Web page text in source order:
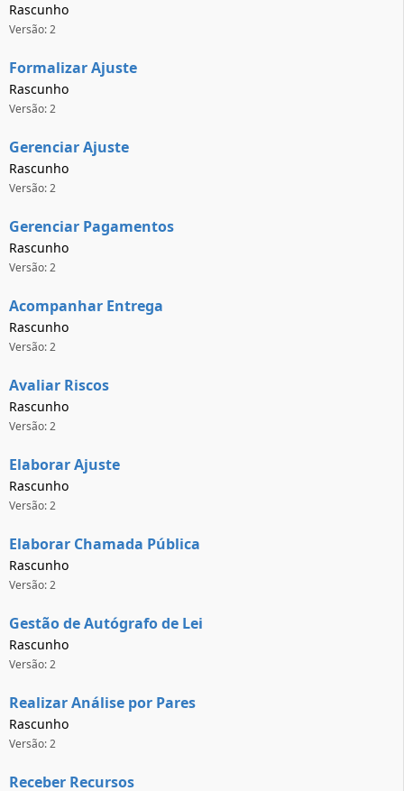
Rascunho
Versão: 2
Formalizar Ajuste
Rascunho
Versão: 2
Gerenciar Ajuste
Rascunho
Versão: 2
Gerenciar Pagamentos
Rascunho
Versão: 2
Acompanhar Entrega
Rascunho
Versão: 2
Avaliar Riscos
Rascunho
Versão: 2
Elaborar Ajuste
Rascunho
Versão: 2
Elaborar Chamada Pública
Rascunho
Versão: 2
Gestão de Autógrafo de Lei
Rascunho
Versão: 2
Realizar Análise por Pares
Rascunho
Versão: 2
Receber Recursos